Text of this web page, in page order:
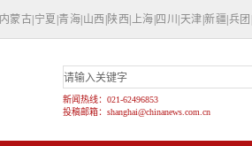
内蒙古 宁夏 青海 山西 陕西 上海 四川 天津 |新疆 兵团
新闻热线：021-62496853
投稿邮箱：shanghai@chinanews.com.cn